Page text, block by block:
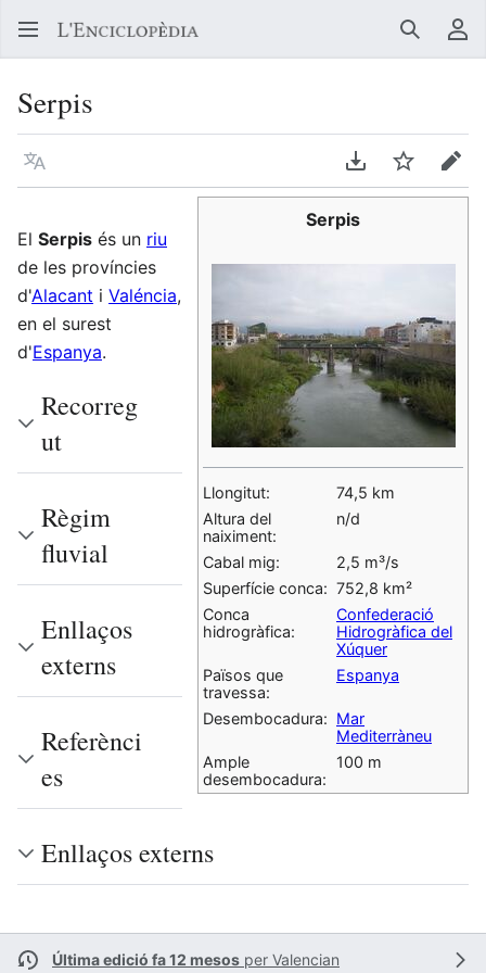
Buscar
Serpis
Llegir en un atre idioma Descarregar en
Vigilar
Serpis
Llongitut:
74,5 km
Altura del
naiximent:
n/d
Cabal mig:
2,5 m³/s
Superfície conca: 752,8 km²
Conca
hidrogràfica:
Confederació
Hidrogràfica del
Xúquer
Països que
travessa:
Espanya
Desembocadura: Mar
Mediterràneu
Ample
desembocadura:
100 m
El Serpis és un riu
de les províncies
d'Alacant i Valéncia,
en el surest
d'Espanya.
Recorreg
ut
Règim
fluvial
Enllaços
externs
Referènci
es
Enllaços externs
Última edició fa 12 mesos per Valencian